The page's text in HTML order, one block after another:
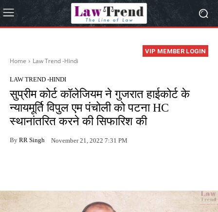
VIP MEMBER LOGIN
Home Law Trend -Hindi
LAW TREND -HINDI
सुप्रीम कोर्ट कॉलेजियम ने गुजरात हाईकोर्ट के
न्यायमूर्ति विपुल एम पंचोली को पटना HC
स्थानांतरित करने की सिफारिश की
By RR Singh November 21, 2022 7:31 PM